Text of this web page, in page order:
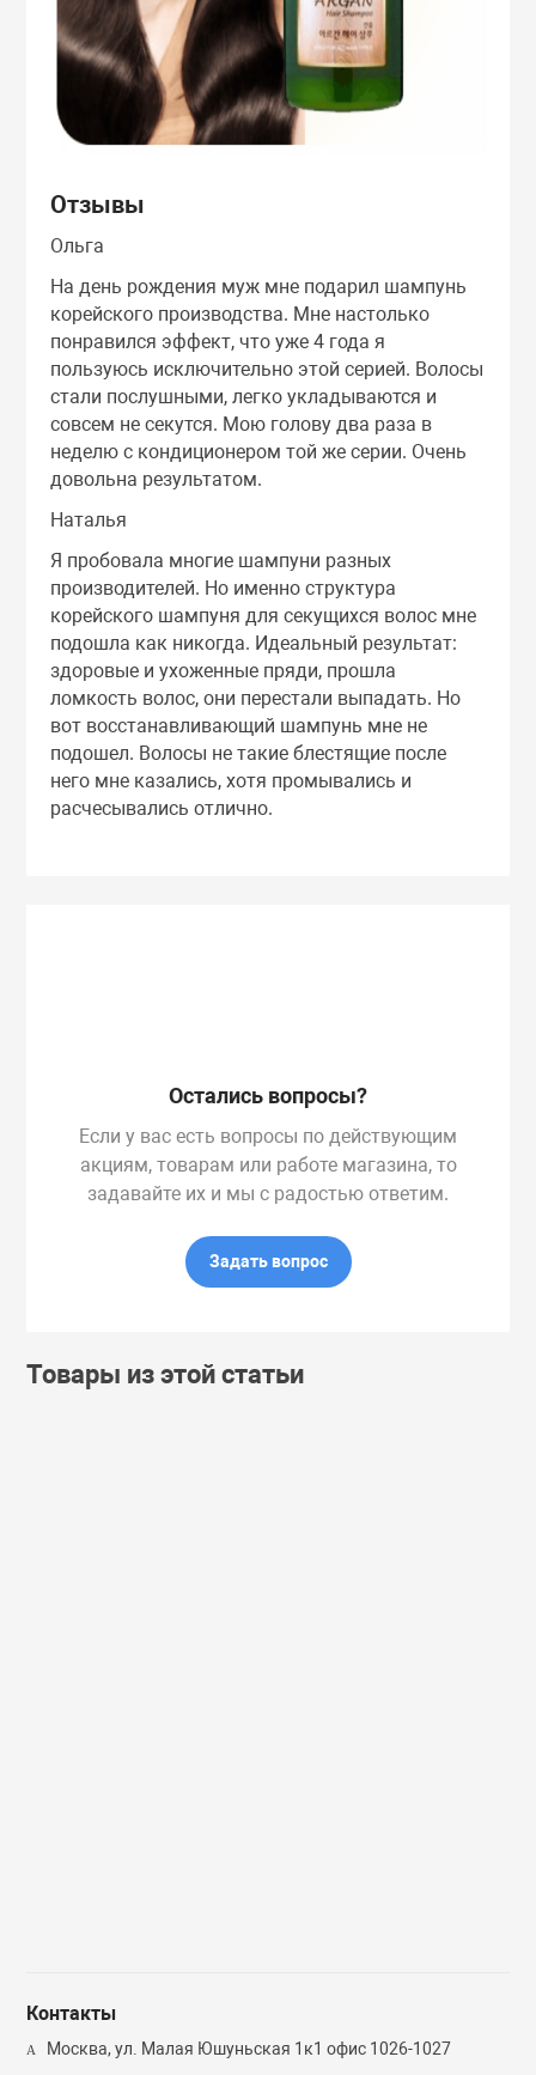
Отзывы
Ольга
На день рождения муж мне подарил шампунь
корейского производства. Мне настолько
понравился эффект, что уже 4 года я
пользуюсь исключительно этой серией. Волосы
стали послушными, легко укладываются и
совсем не секутся. Мою голову два раза в
неделю с кондиционером той же серии. Очень
довольна результатом.
Наталья
Я пробовала многие шампуни разных
производителей. Но именно структура
корейского шампуня для секущихся волос мне
подошла как никогда. Идеальный результат:
здоровые и ухоженные пряди, прошла
ломкость волос, они перестали выпадать. Но
вот восстанавливающий шампунь мне не
подошел. Волосы не такие блестящие после
него мне казались, хотя промывались и
расчесывались отлично.
Остались вопросы?
Если у вас есть вопросы по действующим
акциям, товарам или работе магазина, то
задавайте их и мы с радостью ответим.
Задать вопрос
Товары из этой статьи
Контакты
Москва, ул. Малая Юшуньская 1к1 офис 1026-1027